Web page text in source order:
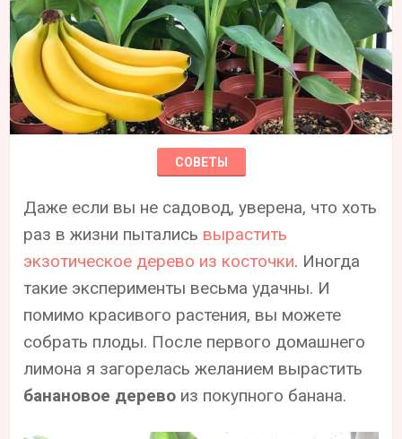
СОВЕТЫ
Даже если вы не садовод, уверена, что хоть
раз в жизни пытались вырастить
экзотическое дерево из косточки. Иногда
такие эксперименты весьма удачны. И
помимо красивого растения, вы можете
собрать плоды. После первого домашнего
лимона я загорелась желанием вырастить
банановое дерево из покупного банана.